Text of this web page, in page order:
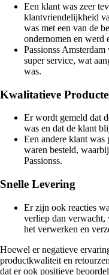
Een klant was zeer
klantvriendelijkheid
was met een van de
ondernomen en werd
Passionss
super service, wat
was.
Kwalitatieve
Er wordt gemeld dat
was en dat de klant
Een andere klant
waren besteld,
Passionss.
Snelle Levering
Er zijn ook reacties
verliep dan verwacht,
het verwerken en
Hoewel er negatieve
productkwaliteit en
dat er ook positieve